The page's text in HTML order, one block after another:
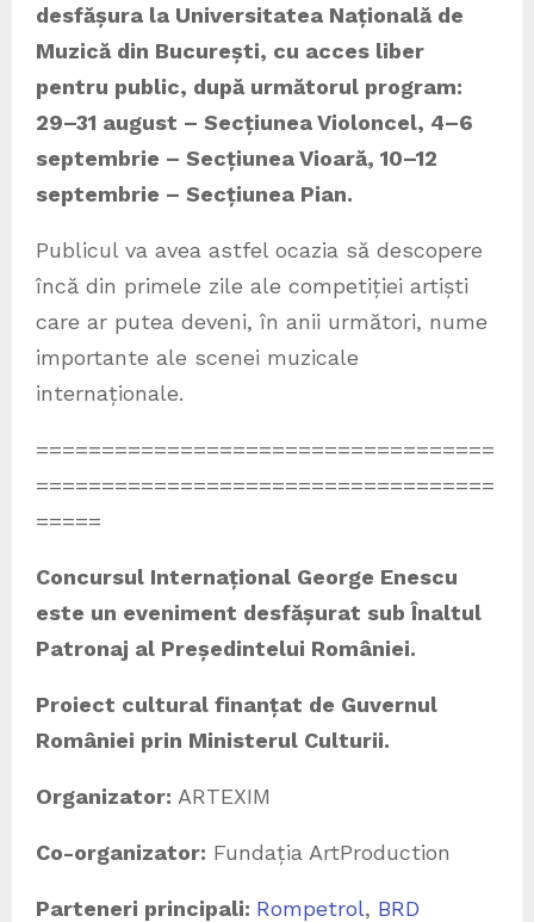
desfășura la Universitatea Națională de
Muzică din București, cu acces liber
pentru public, după următorul program:
29–31 august – Secțiunea Violoncel, 4–6
septembrie – Secțiunea Vioară, 10–12
septembrie – Secțiunea Pian.
Publicul va avea astfel ocazia să descopere
încă din primele zile ale competiției artiști
care ar putea deveni, în anii următori, nume
importante ale scenei muzicale
internaționale.
===================================
===================================
=====
Concursul Internațional George Enescu
este un eveniment desfășurat sub Înaltul
Patronaj al Președintelui României.
Proiect cultural finanțat de Guvernul
României prin Ministerul Culturii.
Organizator: ARTEXIM
Co-organizator: Fundația ArtProduction
Parteneri principali: Rompetrol, BRD